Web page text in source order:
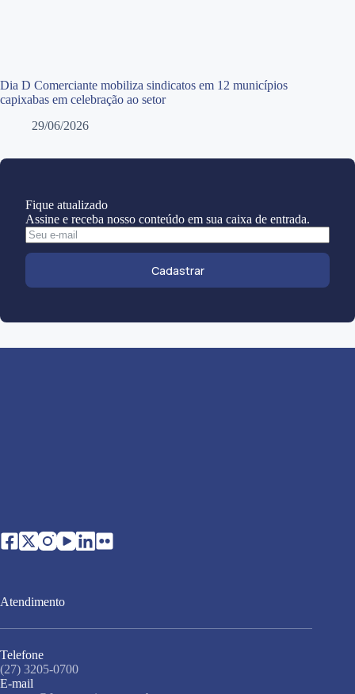
Dia D Comerciante mobiliza sindicatos em 12 municípios
capixabas em celebração ao setor
29/06/2026
Fique atualizado
Assine e receba nosso conteúdo em sua caixa de entrada.
Cadastrar
Atendimento
Telefone
(27) 3205-0700
E-mail